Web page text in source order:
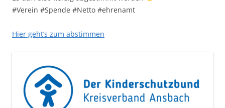
#Verein #Spende #Netto #ehrenamt
Hier geht’s zum abstimmen